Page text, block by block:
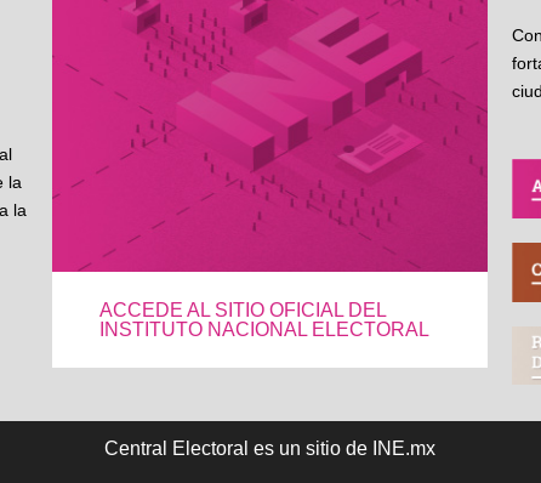
la
la
ACCEDE AL SITIO OFICIAL DEL
INSTITUTO NACIONAL ELECTORAL
Central Electoral es un sitio de INE.mx